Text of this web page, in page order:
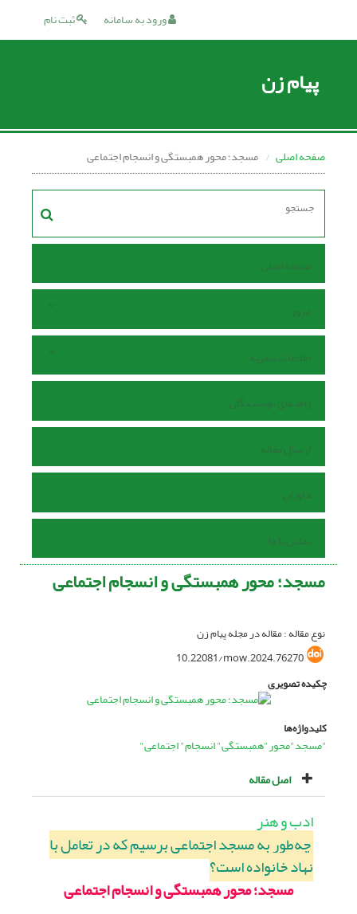
ثبت نام ورود به سامانه
پیام زن
صفحه اصلی مسجد؛ محور همبستگی و انسجام اجتماعی
صفحه اصلی
مرور
اطلاعات نشریه
راهنمای نویسندگان
ارسال مقاله
داوران
تماس با ما
مسجد؛ محور همبستگی و انسجام اجتماعی
نوع مقاله : مقاله در مجله پیام زن
10.22081/mow.2024.76270
چکیده تصویری
کلیدواژه‌ها
"مسجد"محور"همبستگی" انسجام" اجتماعی"
اصل مقاله
ادب و هنر
چه‌طور به مسجد اجتماعی برسیم که در تعامل با
نهاد خانواده است؟
مسجد؛ محور همبستگی و انسجام اجتماعی